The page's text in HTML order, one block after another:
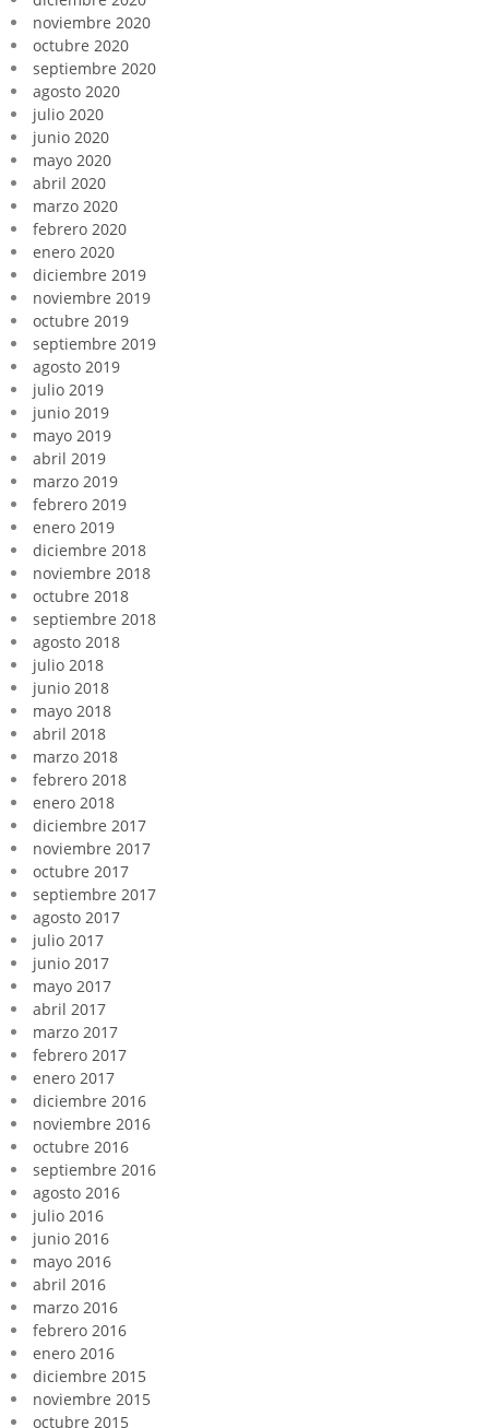
noviembre 2020
octubre 2020
septiembre 2020
agosto 2020
julio 2020
junio 2020
mayo 2020
abril 2020
marzo 2020
febrero 2020
enero 2020
diciembre 2019
noviembre 2019
octubre 2019
septiembre 2019
agosto 2019
julio 2019
junio 2019
mayo 2019
abril 2019
marzo 2019
febrero 2019
enero 2019
diciembre 2018
noviembre 2018
octubre 2018
septiembre 2018
agosto 2018
julio 2018
junio 2018
mayo 2018
abril 2018
marzo 2018
febrero 2018
enero 2018
diciembre 2017
noviembre 2017
octubre 2017
septiembre 2017
agosto 2017
julio 2017
junio 2017
mayo 2017
abril 2017
marzo 2017
febrero 2017
enero 2017
diciembre 2016
noviembre 2016
octubre 2016
septiembre 2016
agosto 2016
julio 2016
junio 2016
mayo 2016
abril 2016
marzo 2016
febrero 2016
enero 2016
diciembre 2015
noviembre 2015
octubre 2015